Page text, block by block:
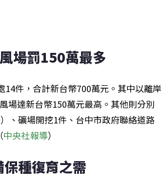
場罰150萬最多
件，合計新台幣700萬元。其中以離岸
場達新台幣150萬元最高。其他則分別
、礦場開挖1件、台中市政府聯絡道路
中央社報導）
種復育之需